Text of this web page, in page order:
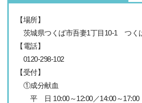
【場所】
茨城県つくば市吾妻1丁目10-1 つく
【電話】
0120-298-102
【受付】
①成分献血
平 日 10:00～12:00／14:00～17:00